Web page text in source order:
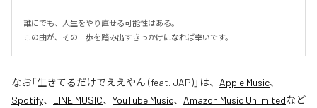
誰にでも、人生をやり直せる可能性はある。
この曲が、その一歩を踏み出すきっかけになれば幸いです。
なお「生きてるだけでええやん (feat. JAP)」は、 Apple Music、
Spotify、 LINE MUSIC、 YouTube Music、 Amazon Music Unlimitedなど